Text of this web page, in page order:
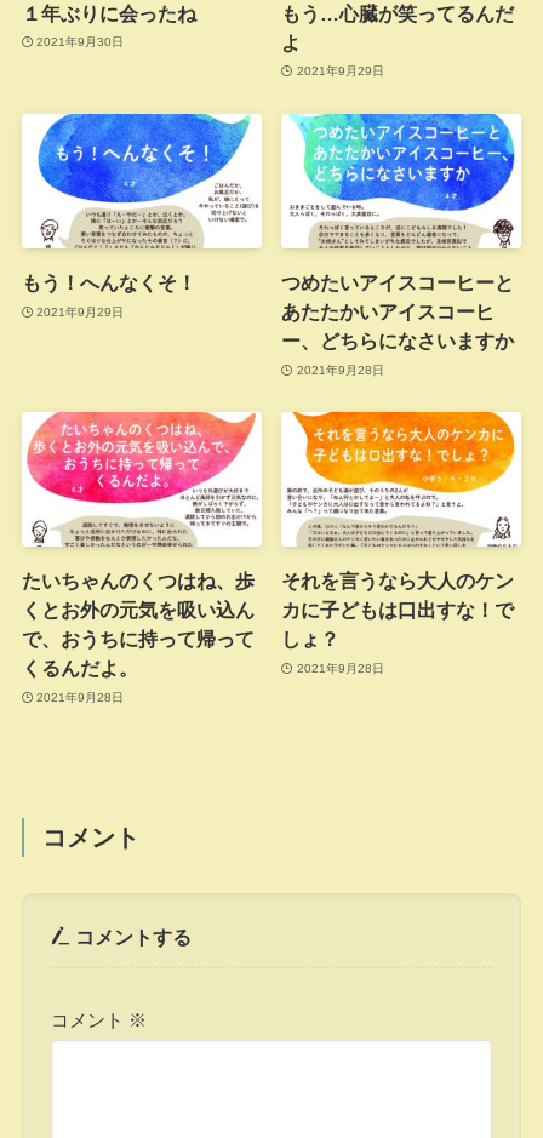
１年ぶりに会ったね
2021年9月30日
もう…心臓が笑ってるんだ
よ
2021年9月29日
もう！へんなくそ！
2021年9月29日
つめたいアイスコーヒーと
あたたかいアイスコーヒ
ー、どちらになさいますか
2021年9月28日
たいちゃんのくつはね、歩
くとお外の元気を吸い込ん
で、おうちに持って帰って
くるんだよ。
2021年9月28日
それを言うなら大人のケン
カに子どもは口出すな！で
しょ？
2021年9月28日
コメント
コメントする
コメント ※